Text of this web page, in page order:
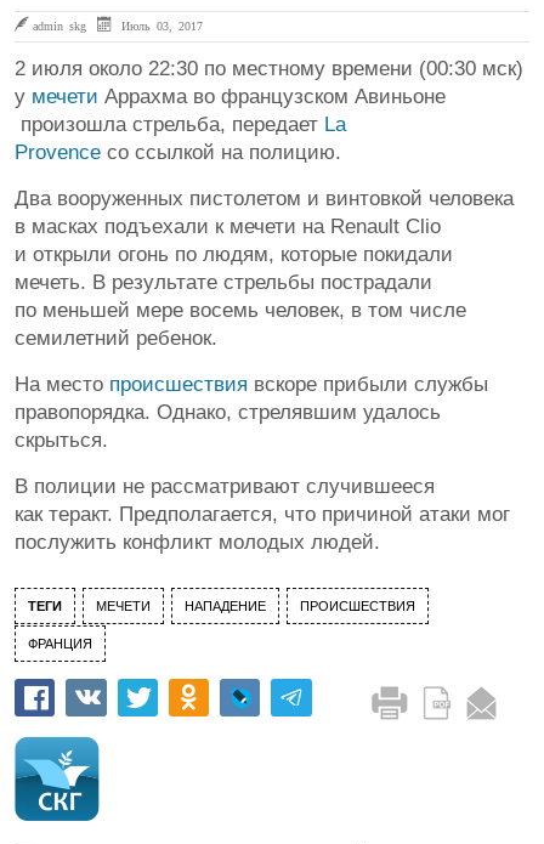
admin skg Июль 03, 2017
2 июля около 22:30 по местному времени (00:30 мск)
у мечети Аррахма во французском Авиньоне
произошла стрельба, передает La
Provence со ссылкой на полицию.
Два вооруженных пистолетом и винтовкой человека
в масках подъехали к мечети на Renault Clio
и открыли огонь по людям, которые покидали
мечеть. В результате стрельбы пострадали
по меньшей мере восемь человек, в том числе
семилетний ребенок.
На место происшествия вскоре прибыли службы
правопорядка. Однако, стрелявшим удалось
скрыться.
В полиции не рассматривают случившееся
как теракт. Предполагается, что причиной атаки мог
послужить конфликт молодых людей.
ТЕГИ МЕЧЕТИ НАПАДЕНИЕ ПРОИСШЕСТВИЯ
ФРАНЦИЯ